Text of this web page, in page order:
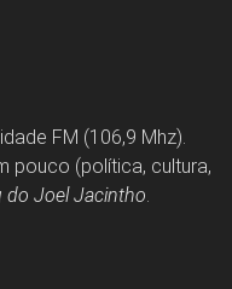
FM (106,9 Mhz).
pouco (política, cultura,
do Joel Jacintho.